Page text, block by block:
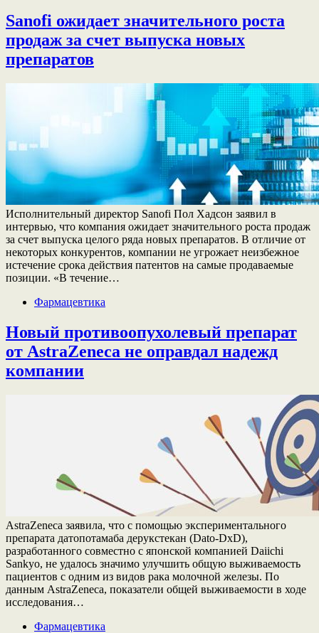
Sanofi ожидает значительного роста
продаж за счет выпуска новых
препаратов
Исполнительный директор Sanofi Пол Хадсон заявил в
интервью, что компания ожидает значительного роста продаж
за счет выпуска целого ряда новых препаратов. В отличие от
некоторых конкурентов, компании не угрожает неизбежное
истечение срока действия патентов на самые продаваемые
позиции. «В течение…
Фармацевтика
Новый противоопухолевый препарат
от AstraZeneca не оправдал надежд
компании
AstraZeneca заявила, что с помощью экспериментального
препарата датопотамаба дерукстекан (Dato-DxD),
разработанного совместно с японской компанией Daiichi
Sankyo, не удалось значимо улучшить общую выживаемость
пациентов с одним из видов рака молочной железы. По
данным AstraZeneca, показатели общей выживаемости в ходе
исследования…
Фармацевтика